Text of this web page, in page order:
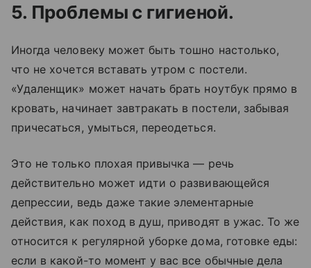
5. Проблемы с гигиеной.
Иногда человеку может быть тошно настолько,
что не хочется вставать утром с постели.
«Удаленщик» может начать брать ноутбук прямо в
кровать, начинает завтракать в постели, забывая
причесаться, умыться, переодеться.
Это не только плохая привычка — речь
действительно может идти о развивающейся
депрессии, ведь даже такие элементарные
действия, как поход в душ, приводят в ужас. То же
относится к регулярной уборке дома, готовке еды:
если в какой-то момент у вас все обычные дела